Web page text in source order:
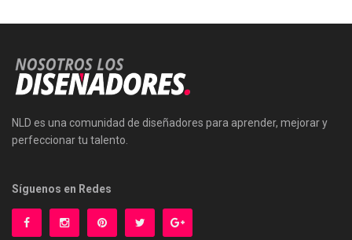
NLD es una comunidad de diseñadores para aprender, mejorar y
perfeccionar tu talento.
Síguenos en Redes